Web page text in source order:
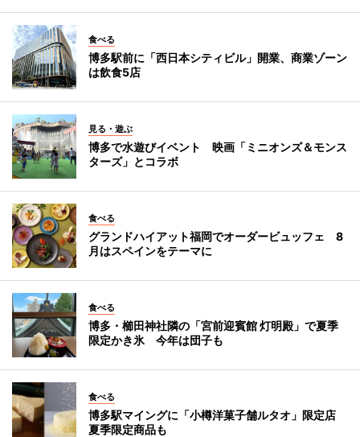
食べる
博多駅前に「西日本シティビル」開業、商業ゾーン
は飲食5店
見る・遊ぶ
博多で水遊びイベント 映画「ミニオンズ＆モンス
ターズ」とコラボ
食べる
グランドハイアット福岡でオーダービュッフェ 8
月はスペインをテーマに
食べる
博多・櫛田神社隣の「宮前迎賓館 灯明殿」で夏季
限定かき氷 今年は団子も
食べる
博多駅マイングに「小樽洋菓子舗ルタオ」限定店
夏季限定商品も